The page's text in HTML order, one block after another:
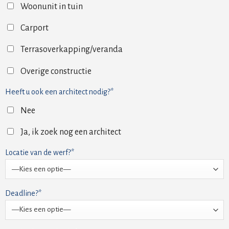
Woonunit in tuin
Carport
Terrasoverkapping/veranda
Overige constructie
Heeft u ook een architect nodig?*
Nee
Ja, ik zoek nog een architect
Locatie van de werf?*
Deadline?*